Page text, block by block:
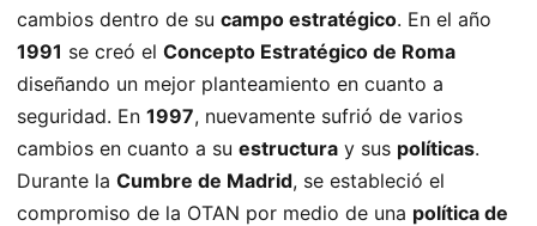
cambios dentro de su campo estratégico. En el año
1991 se creó el Concepto Estratégico de Roma
diseñando un mejor planteamiento en cuanto a
seguridad. En 1997, nuevamente sufrió de varios
cambios en cuanto a su estructura y sus políticas.
Durante la Cumbre de Madrid, se estableció el
compromiso de la OTAN por medio de una política de